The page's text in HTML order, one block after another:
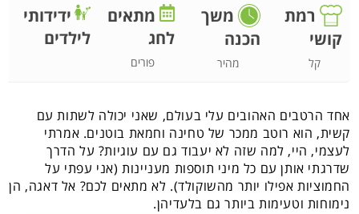
רמת
קושי
קל
משך
הכנה
מהיר
מתאים
לחג
פורים
ידידותי
לילדים
אחד הרטבים האהובים עלי בעולם, שאני יכולה לשתות עם
קשית, הוא רוטב ממכר של טחינה וחמאת בוטנים. אמרתי
לעצמי, היי, למה שזה לא יעבוד גם עם עוגיות? על הדרך
שדרגתי אותן עם כל מיני תוספות מעניינות (אני עפתי על
החמוציות אפילו יותר מהשוקולד). לא מתאים לכם? אל דאגה, הן
נימוחות וטעימות ביותר גם בלעדיהן.